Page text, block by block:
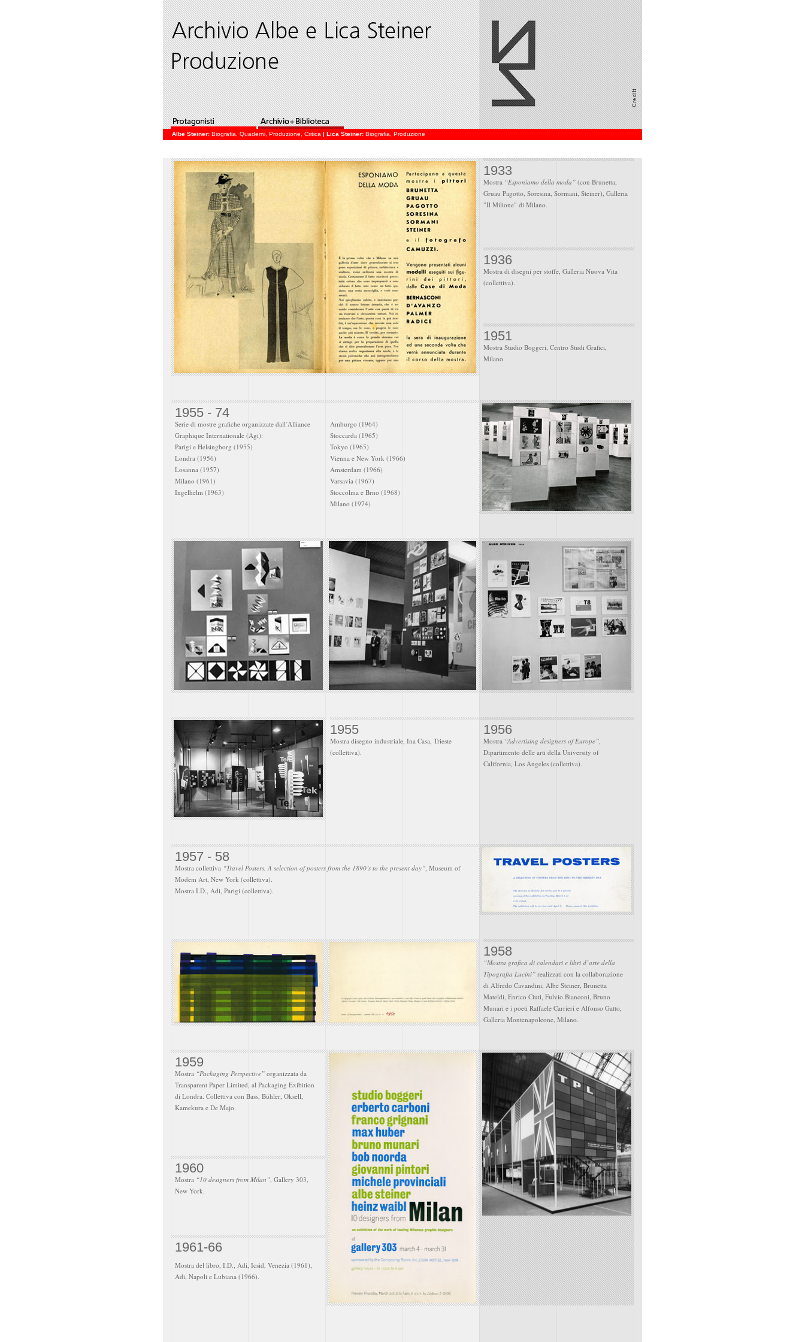
Albe Steiner: Biografia Quaderni Produzione Critica | Lica Steiner: Biografia Produzione
1933
Mostra “Esponiamo della moda” (con Brunetta,
Gruau Pagotto, Soresina, Sormani, Steiner), Galleria
"Il Milione" di Milano.
1936
Mostra di disegni per stoffe, Galleria Nuova Vita
(collettiva).
1951
Mostra Studio Boggeri, Centro Studi Grafici,
Milano.
1955 - 74
Serie di mostre grafiche organizzate dall’Alliance
Graphique Internationale (Agi):
Parigi e Helsingborg (1955)
Londra (1956)
Losanna (1957)
Milano (1961)
Ingelhelm (1963)
Amburgo (1964)
Stoccarda (1965)
Tokyo (1965)
Vienna e New York (1966)
Amsterdam (1966)
Varsavia (1967)
Stoccolma e Brno (1968)
Milano (1974)
1955
Mostra disegno industriale, Ina Casa, Trieste
(collettiva).
1956
Mostra “Advertising designers of Europe”,
Dipartimento delle arti della University of
California, Los Angeles (collettiva).
1957 - 58
Mostra collettiva “Travel Posters. A selection of posters from the 1890’s to the present day”, Museum of
Modem Art, New York (collettiva).
Mostra I.D., Adi, Parigi (collettiva).
1958
“Mostra grafica di calendari e libri d’arte della
Tipografia Lucini” realizzati con la collaborazione
di Alfredo Cavandini, Albe Steiner, Brunetta
Mateldi, Enrico Ciuti, Fulvio Bianconi, Bruno
Munari e i poeti Raffaele Carrieri e Alfonso Gatto,
Galleria Montenapoleone, Milano.
1959
Mostra “Packaging Perspective” organizzata da
Transparent Paper Limited, al Packaging Exibition
di Londra. Collettiva con Bass, Bühler, Oksell,
Kamekura e De Majo.
1960
Mostra “10 designers from Milan”, Gallery 303,
New York.
1961-66
Mostra del libro, I.D., Adi, Icsid, Venezia (1961),
Adi, Napoli e Lubiana (1966).